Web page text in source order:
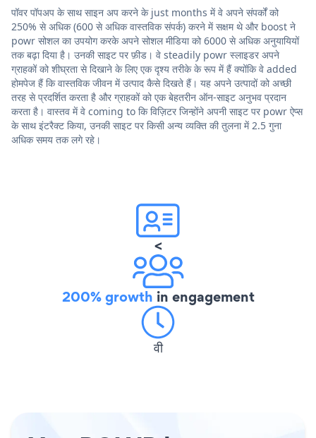
पॉवर पॉपअप के साथ साइन अप करने के just months में वे अपने संपर्कों को
250% से अधिक (600 से अधिक वास्तविक संपर्क) करने में सक्षम थे और boost ने
powr सोशल का उपयोग करके अपने सोशल मीडिया को 6000 से अधिक अनुयायियों
तक बढ़ा दिया है। उनकी साइट पर फ़ीड। वे steadily powr स्लाइडर अपने
ग्राहकों को शीघ्रता से दिखाने के लिए एक दृश्य तरीके के रूप में हैं क्योंकि वे added
होमपेज हैं कि वास्तविक जीवन में उत्पाद कैसे दिखते हैं। यह अपने उत्पादों को अच्छी
तरह से प्रदर्शित करता है और ग्राहकों को एक बेहतरीन ऑन-साइट अनुभव प्रदान
करता है। वास्तव में वे coming to कि विज़िटर जिन्होंने अपनी साइट पर powr ऐप्स
के साथ इंटरैक्ट किया, उनकी साइट पर किसी अन्य व्यक्ति की तुलना में 2.5 गुना
अधिक समय तक लगे रहे।
<
200% growth in engagement
वी